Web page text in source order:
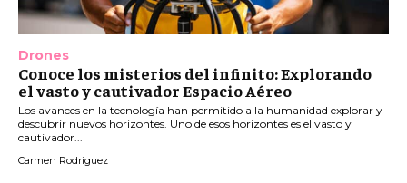
Drones
Conoce los misterios del infinito: Explorando
el vasto y cautivador Espacio Aéreo
Los avances en la tecnología han permitido a la humanidad explorar y
descubrir nuevos horizontes. Uno de esos horizontes es el vasto y
cautivador...
Carmen Rodriguez